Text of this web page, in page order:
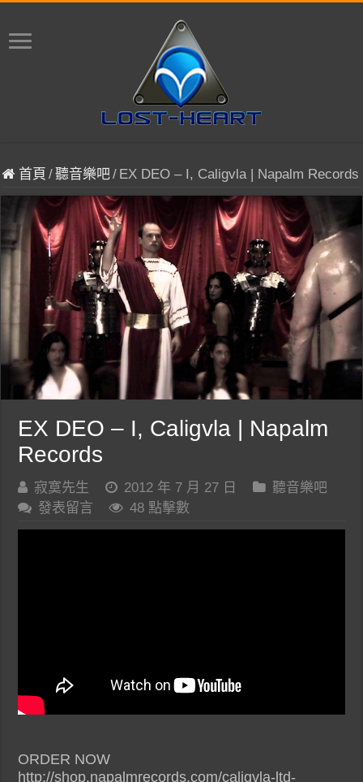
首頁 /聽音樂吧/ EX DEO – I, Caligvla | Napalm Records
EX DEO – I, Caligvla | Napalm
Records
寂寞先生 2012 年 7 月 27 日
聽音樂吧
發表留言
48 點擊數
ORDER NOW
http://shop.napalmrecords.com/caligvla-ltd-